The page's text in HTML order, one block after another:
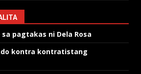
pagtakas ni Dela Rosa
kontra kontratistang